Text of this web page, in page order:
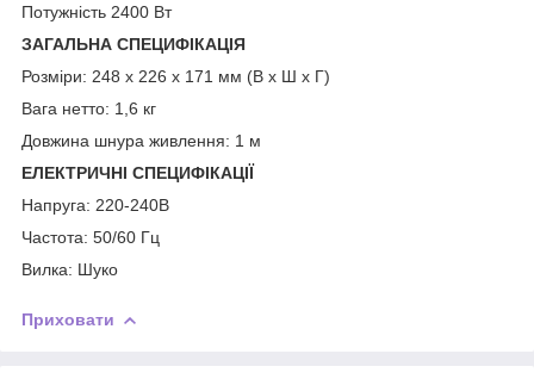
Потужність 2400 Вт
ЗАГАЛЬНА СПЕЦИФІКАЦІЯ
Розміри: 248 x 226 x 171 мм (В x Ш x Г)
Вага нетто: 1,6 кг
Довжина шнура живлення: 1 м
ЕЛЕКТРИЧНІ СПЕЦИФІКАЦІЇ
Напруга: 220-240В
Частота: 50/60 Гц
Вилка: Шуко
Приховати